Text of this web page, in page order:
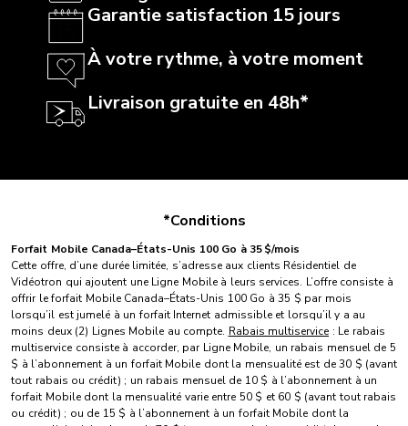
Garantie satisfaction 15 jours
À votre rythme, à votre moment
Livraison gratuite en 48h*
*Conditions
Forfait Mobile Canada–États-Unis 100 Go à 35 $/mois
Cette offre, d’une durée limitée, s’adresse aux clients Résidentiel de
Vidéotron qui ajoutent une Ligne Mobile à leurs services. L’offre consiste à
offrir le forfait Mobile Canada–États-Unis 100 Go à 35 $ par mois
lorsqu’il est jumelé à un forfait Internet admissible et lorsqu’il y a au
moins deux (2) Lignes Mobile au compte. Rabais multiservice : Le rabais
multiservice consiste à accorder, par Ligne Mobile, un rabais mensuel de 5
$ à l’abonnement à un forfait Mobile dont la mensualité est de 30 $ (avant
tout rabais ou crédit) ; un rabais mensuel de 10 $ à l’abonnement à un
forfait Mobile dont la mensualité varie entre 50 $ et 60 $ (avant tout rabais
ou crédit) ; ou de 15 $ à l’abonnement à un forfait Mobile dont la